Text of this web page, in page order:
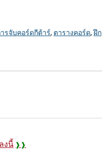
รจับคอร์ดกีต้าร์, ตารางคอร์ด,ฝึก
งนี้